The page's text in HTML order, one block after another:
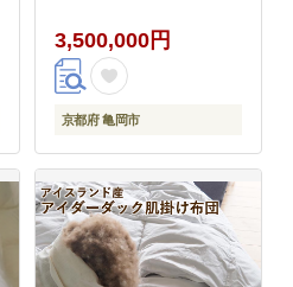
生産 掛け布団 羽毛布団
ダウン 稀少 高級 羽
毛》
3,500,000円
京都府 亀岡市